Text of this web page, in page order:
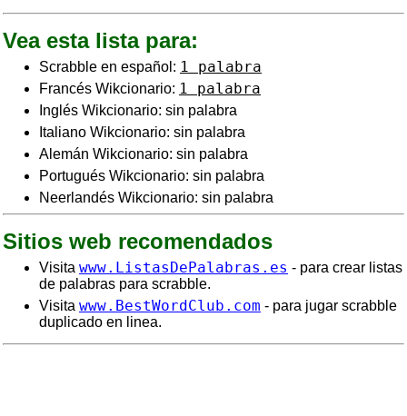
Vea esta lista para:
Scrabble en español: 1 palabra
Francés Wikcionario: 1 palabra
Inglés Wikcionario: sin palabra
Italiano Wikcionario: sin palabra
Alemán Wikcionario: sin palabra
Portugués Wikcionario: sin palabra
Neerlandés Wikcionario: sin palabra
Sitios web recomendados
Visita www.ListasDePalabras.es - para crear listas
de palabras para scrabble.
Visita www.BestWordClub.com - para jugar scrabble
duplicado en linea.